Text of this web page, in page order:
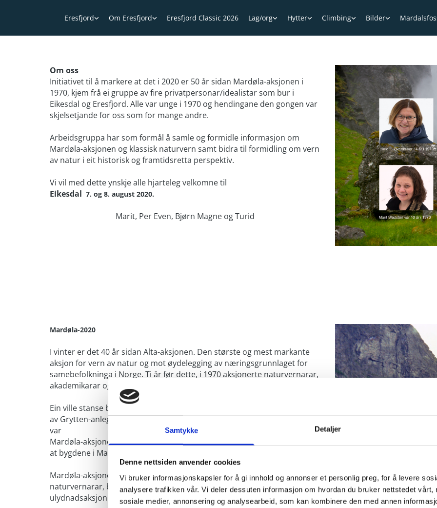
Samtykke Detaljer
Denne nettsiden anvender cookies
Vi bruker informasjonskapsler for å gi innhold og annonser et personlig preg, for å levere
analysere trafikken vår. Vi deler dessuten informasjon om hvordan du bruker nettstedet vårt,
sosiale medier, annonsering og analysearbeid, som kan kombinere den med annen
Eresfjord Om Eresfjord Eresfjord Classic 2026 Lag/org Hytter Climbing Bilder
Om oss
Initiativet til å markere at det i 2020 er 50 år sidan Mardøla-aksjonen i
1970, kjem frå ei gruppe av fire privatpersonar/idealistar som bur i
Eikesdal og Eresfjord. Alle var unge i 1970 og hendingane den gongen var
skjelsetjande for oss som for mange andre.
Arbeidsgruppa har som formål å samle og formidle informasjon om
Mardøla-aksjonen og klassisk naturvern samt bidra til formidling om vern
av natur i eit historisk og framtidsretta perspektiv.
Vi vil med dette ynskje alle hjarteleg velkomne til
Eikesdal 7. og 8. august 2020.
Marit, Per Even, Bjørn Magne og Turid
Mardøla-2020
I vinter er det 40 år sidan Alta-aksjonen. Den største og mest markante
aksjon for vern av natur og mot øydelegging av næringsgrunnlaget for
samebefolkninga i Norge. Ti år før dette, i 1970 aksjonerte naturvernarar,
akademikarar og lokale bygdefolk i fjellet over Mardalsfossen.
Ein ville stanse bygginga av anleggs-vegen som var starten på utbygginga
av Grytten-anlegget og tørrlegging av Mardalsfossen. På mange måtar
var
Mardøla-aksjonen ein forløpar for aksjonane i Alta og kan ha medverka til
at bygdene i Masi i Finnmark ikkje vart neddemt.
Mardøla-aksjonen var første gongen ein kjenner til at urbane
naturvernarar, bønder og bygdefolk gjekk saman i ein ikkje-valdeleg sivil
ulydnadsaksjon i kamp fornatur og naturressursar.